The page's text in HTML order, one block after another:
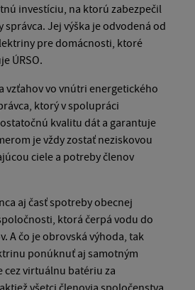
investíciu, na ktorú zabezpečil
Jej výška je odvodená od
pre domácnosti, ktoré
ÚRSO.
vzťahov vo vnútri energetického
ktorý v spolupráci
kvalitu dát a garantuje
je vždy zostať neziskovou
ciele a potreby členov
aj časť spotreby obecnej
ktorá čerpá vodu do
A čo je obrovská výhoda, tak
ponúknuť aj samotným
cez virtuálnu batériu za